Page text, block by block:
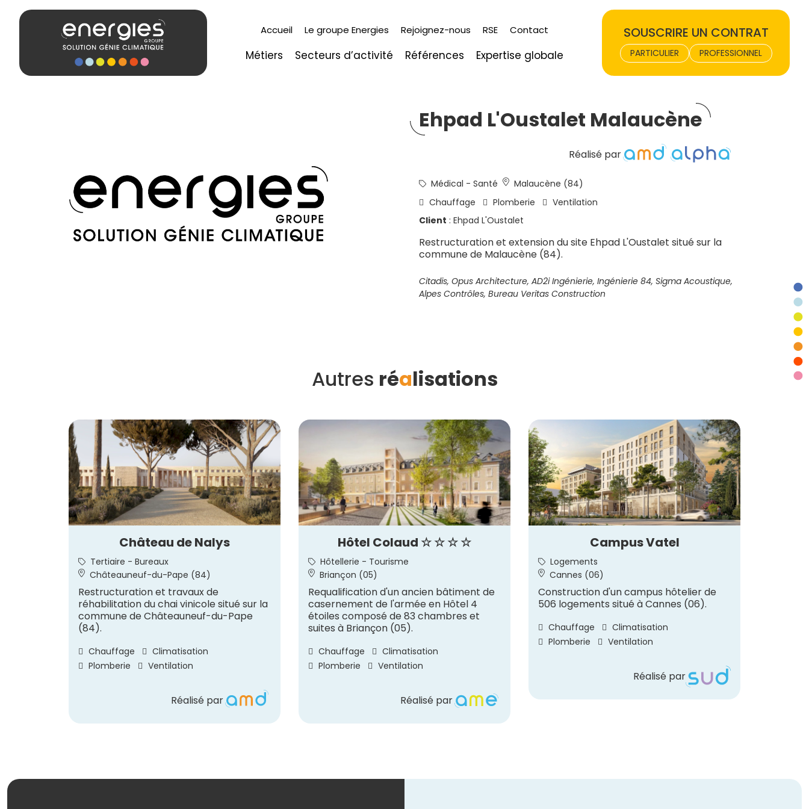
Accueil Le groupe Energies Rejoignez-nous RSE Contact
Métiers Secteurs d’activité Références Expertise globale
SOUSCRIRE UN CONTRAT
PARTICULIER PROFESSIONNEL
Ehpad L'Oustalet Malaucène
Réalisé par
Médical - Santé
Malaucène (84)
Chauffage
Plomberie
Ventilation
Client : Ehpad L'Oustalet
Restructuration et extension du site Ehpad L'Oustalet situé sur la
commune de Malaucène (84).
Citadis, Opus Architecture, AD2i Ingénierie, Ingénierie 84, Sigma Acoustique,
Alpes Contrôles, Bureau Veritas Construction
Autres réalisations
Château de Nalys
Tertiaire - Bureaux
Châteauneuf-du-Pape (84)
Restructuration et travaux de
réhabilitation du chai vinicole situé sur la
commune de Châteauneuf-du-Pape
(84).
Chauffage
Climatisation
Plomberie
Ventilation
Réalisé par
Hôtel Colaud ☆ ☆ ☆ ☆
Hôtellerie - Tourisme
Briançon (05)
Requalification d'un ancien bâtiment de
casernement de l'armée en Hôtel 4
étoiles composé de 83 chambres et
suites à Briançon (05).
Chauffage
Climatisation
Plomberie
Ventilation
Réalisé par
Campus Vatel
Logements
Cannes (06)
Construction d'un campus hôtelier de
506 logements situé à Cannes (06).
Chauffage
Climatisation
Plomberie
Ventilation
Réalisé par